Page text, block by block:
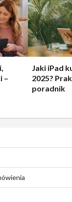
–
Jaki iPad
2025?
poradnik